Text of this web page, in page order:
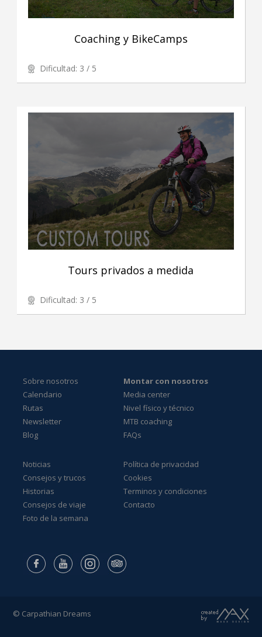
Coaching y BikeCamps
Dificultad: 3 / 5
Tours privados a medida
Dificultad: 3 / 5
Sobre nosotros
Calendario
Rutas
Newsletter
Blog
Montar con nosotros
Media center
Nivel físico y técnico
MTB coaching
FAQs
Noticias
Consejos y trucos
Historias
Consejos de viaje
Foto de la semana
Política de privacidad
Cookies
Terminos y condiciones
Contacto
© Carpathian Dreams